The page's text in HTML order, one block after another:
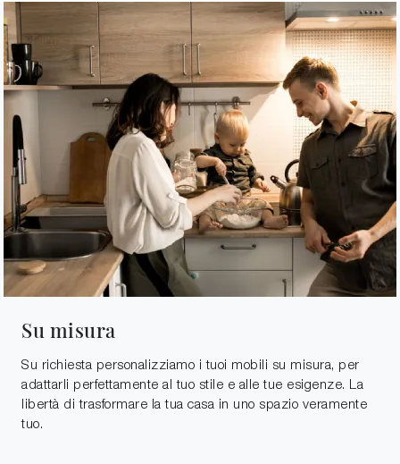
Su misura
Su richiesta personalizziamo i tuoi mobili su misura, per
adattarli perfettamente al tuo stile e alle tue esigenze. La
libertà di trasformare la tua casa in uno spazio veramente
tuo.